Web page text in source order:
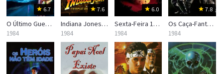
6.7
O Último Guerreiro das Estrelas
1984
7.6
Indiana Jones e o Templo da Perdição
1984
6.0
Sexta-Feira 13 – Parte IV: O Capítulo Final
1984
7.8
Os Caça-Fantasmas
1984